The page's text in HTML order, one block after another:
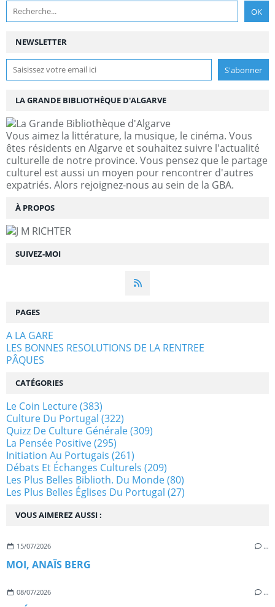
NEWSLETTER
SUIVEZ-MOI
LA GRANDE BIBLIOTHÈQUE D'ALGARVE
Vous aimez la littérature, la musique, le cinéma. Vous
êtes résidents en Algarve et souhaitez suivre l'actualité
culturelle de notre province. Vous pensez que le partage
culturel est aussi un moyen pour rencontrer d'autres
expatriés. Alors rejoignez-nous au sein de la GBA.
À PROPOS
VOUS AIMEREZ AUSSI :
15/07/2026 …
MOI, ANAÏS BERG
08/07/2026 …
PAGES
A LA GARE
LES BONNES RESOLUTIONS DE LA RENTREE
PÂQUES
CATÉGORIES
Le Coin Lecture(383)
Culture Du Portugal (322)
Quizz De Culture Générale(309)
La Pensée Positive(295)
Initiation Au Portugais (261)
Débats Et Échanges Culturels (209)
Les Plus Belles Biblioth. Du Monde(80)
Les Plus Belles Églises Du Portugal (27)